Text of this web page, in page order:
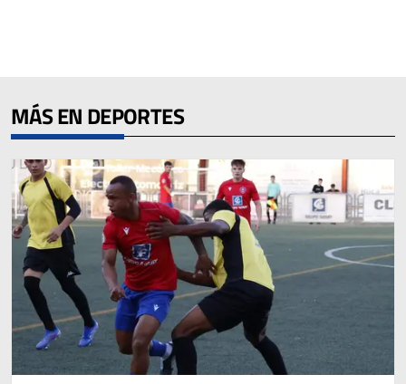
MÁS EN DEPORTES